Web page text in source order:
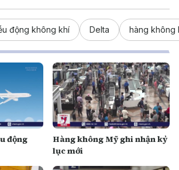
động không khí Delta hàng không
động
Hàng không Mỹ ghi nhận kỷ
lục mới